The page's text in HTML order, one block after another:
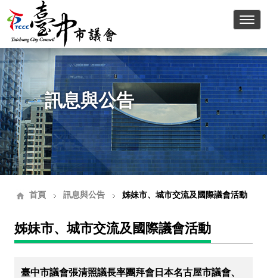
臺
訊息與公告